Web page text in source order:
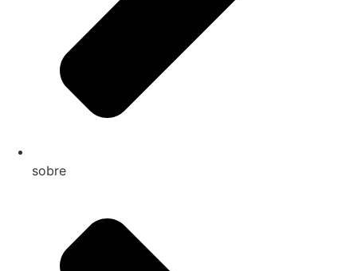
sobre